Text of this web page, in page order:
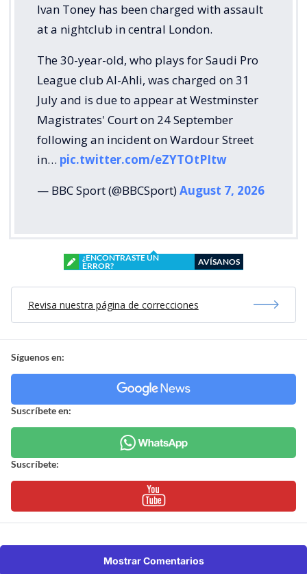
Ivan Toney has been charged with assault
at a nightclub in central London.
The 30-year-old, who plays for Saudi Pro
League club Al-Ahli, was charged on 31
July and is due to appear at Westminster
Magistrates' Court on 24 September
following an incident on Wardour Street
in… pic.twitter.com/eZYTOtPItw
— BBC Sport (@BBCSport)August 7, 2026
¿ENCONTRASTE UN
ERROR?
AVÍSANOS
Revisa nuestra página de correcciones
Síguenos en:
Suscríbete en:
Suscríbete:
Mostrar Comentarios